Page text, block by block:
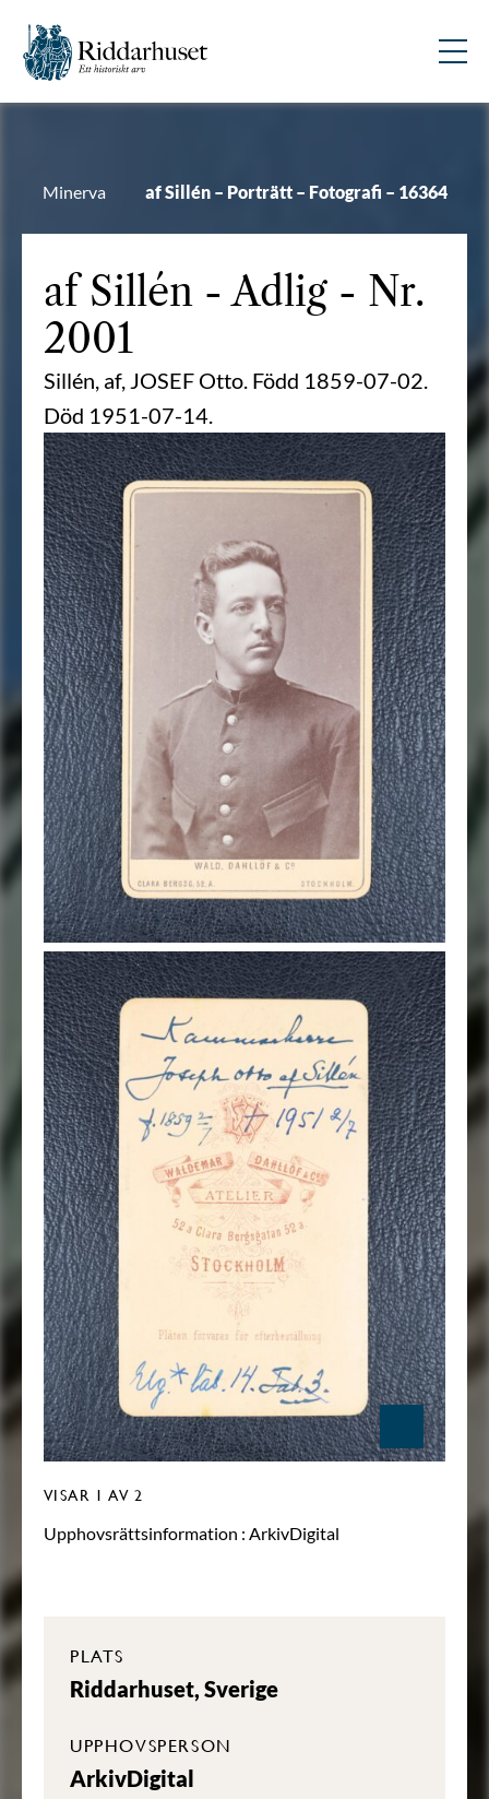
Minerva af Sillén – Porträtt – Fotografi – 16364
af Sillén - Adlig - Nr.
2001
Sillén, af, JOSEF Otto. Född 1859-07-02.
Död 1951-07-14.
VISAR 1 AV 2
Upphovsrättsinformation : ArkivDigital
PLATS
Riddarhuset, Sverige
UPPHOVSPERSON
ArkivDigital